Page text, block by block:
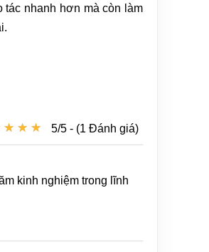
nhanh hơn mà còn làm
★ ★ ★
★ ★ ★ 5/5 - (1 Đánh giá)
kinh nghiệm trong lĩnh